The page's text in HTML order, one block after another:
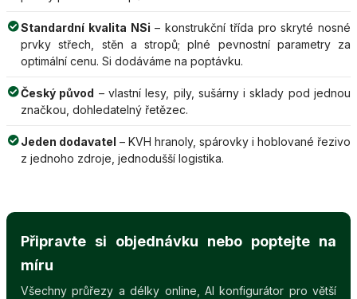
Standardní kvalita NSi – konstrukční třída pro skryté nosné
prvky střech, stěn a stropů; plné pevnostní parametry za
optimální cenu. Si dodáváme na poptávku.
Český původ – vlastní lesy, pily, sušárny i sklady pod jednou
značkou, dohledatelný řetězec.
Jeden dodavatel – KVH hranoly, spárovky i hoblované řezivo
z jednoho zdroje, jednodušší logistika.
Připravte si objednávku nebo poptejte na
míru
Všechny průřezy a délky online, AI konfigurátor pro větší